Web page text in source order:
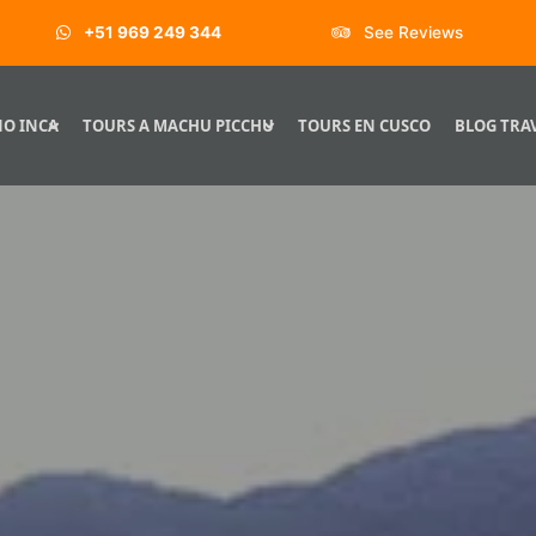
+51 969 249 344 See Reviews
INCA TOURS A MACHU PICCHU TOURS EN CUSCO BLOG